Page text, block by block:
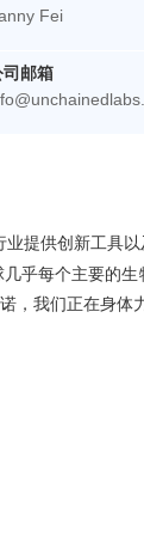
Fei
司邮箱
提供创新工具
乎每个主要的
，我们正在身体